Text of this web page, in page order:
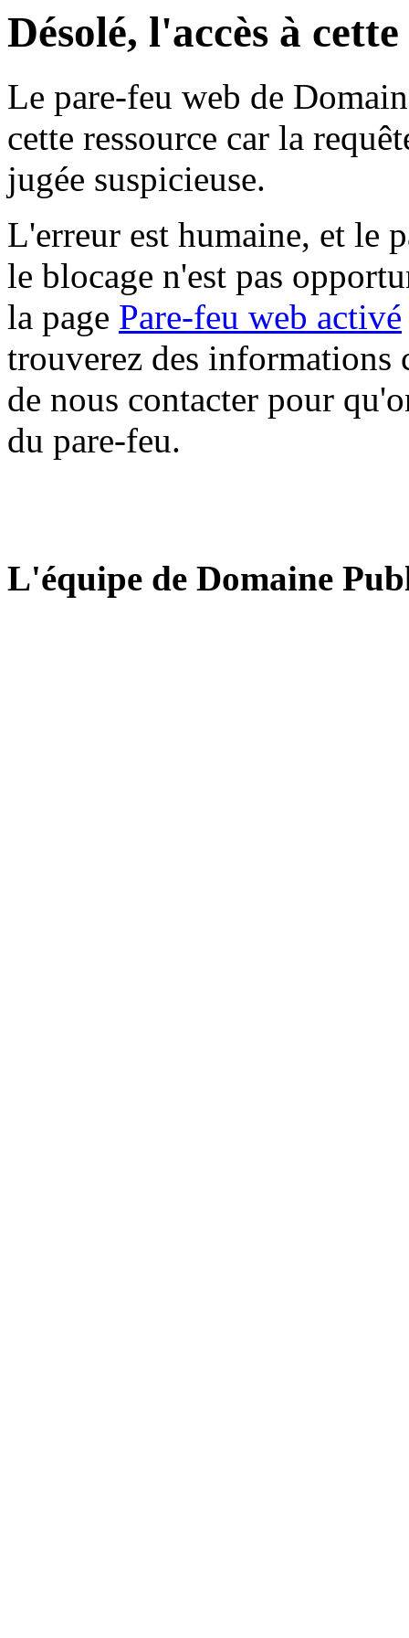
Désolé, l'accès à
Le pare-feu web de
cette ressource car la
jugée suspicieuse.
L'erreur est humaine, et le
le blocage n'est pas
la page Pare-feu web activé
trouverez des informations
de nous contacter pour
du pare-feu.
L'équipe de Domaine